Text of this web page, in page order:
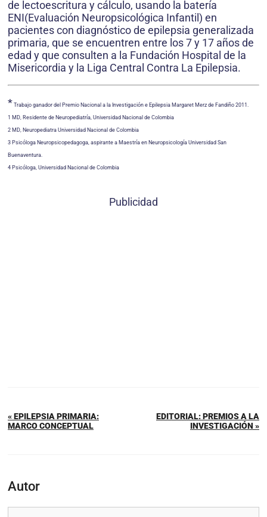
de lectoescritura y cálculo, usando la batería
ENI(Evaluación Neuropsicológica Infantil) en
pacientes con diagnóstico de epilepsia generalizada
primaria, que se encuentren entre los 7 y 17 años de
edad y que consulten a la Fundación Hospital de la
Misericordia y la Liga Central Contra La Epilepsia.
* Trabajo ganador del Premio Nacional a la Investigación e Epilepsia Margaret Merz de Fandiño 2011.
1 MD, Residente de Neuropediatría, Universidad Nacional de Colombia
2 MD, Neuropediatra Universidad Nacional de Colombia
3 Psicóloga Neuropsicopedagoga, aspirante a Maestría en Neuropsicología Universidad San
Buenaventura.
4 Psicóloga, Universidad Nacional de Colombia
Publicidad
« EPILEPSIA PRIMARIA:
MARCO CONCEPTUAL
EDITORIAL: PREMIOS A LA
INVESTIGACIÓN »
Autor